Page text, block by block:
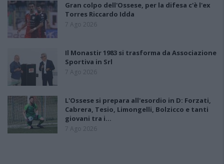
Gran colpo dell'Ossese, per la difesa c'è l'ex
Torres Riccardo Idda
7 Ago 2026
Il Monastir 1983 si trasforma da Associazione
Sportiva in Srl
7 Ago 2026
L'Ossese si prepara all'esordio in D: Forzati,
Cabrera, Tesio, Limongelli, Bolzicco e tanti
giovani tra i…
7 Ago 2026